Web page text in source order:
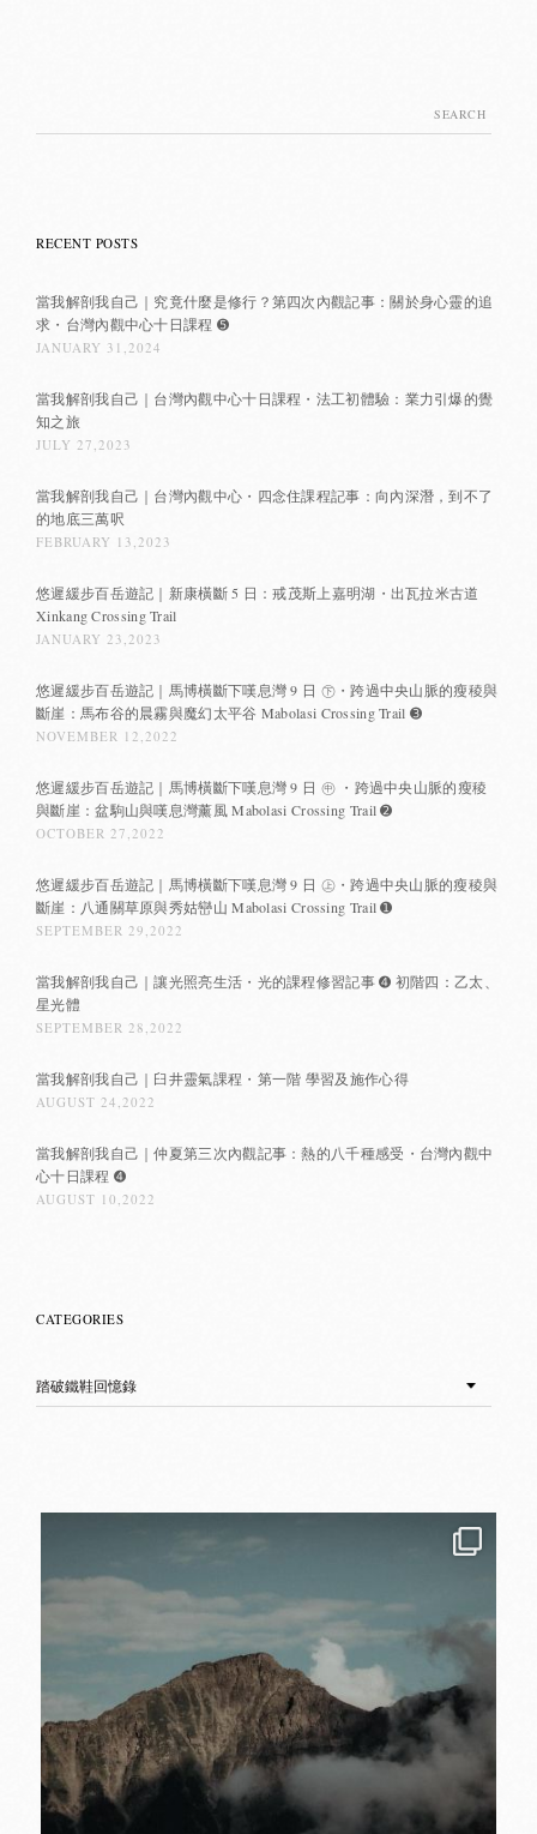
RECENT POSTS
當我解剖我自己｜究竟什麼是修行？第四次內觀記事：關於身心靈的追
求・台灣內觀中心十日課程 ➎
JANUARY 31,2024
當我解剖我自己｜台灣內觀中心十日課程・法工初體驗：業力引爆的覺
知之旅
JULY 27,2023
當我解剖我自己｜台灣內觀中心・四念住課程記事：向內深潛，到不了
的地底三萬呎
FEBRUARY 13,2023
悠遲緩步百岳遊記｜新康橫斷 5 日：戒茂斯上嘉明湖・出瓦拉米古道
Xinkang Crossing Trail
JANUARY 23,2023
悠遲緩步百岳遊記｜馬博橫斷下嘆息灣 9 日 ㊦・跨過中央山脈的瘦稜與
斷崖：馬布谷的晨霧與魔幻太平谷 Mabolasi Crossing Trail ➌
NOVEMBER 12,2022
悠遲緩步百岳遊記｜馬博橫斷下嘆息灣 9 日 ㊥ ・跨過中央山脈的瘦稜
與斷崖：盆駒山與嘆息灣薰風 Mabolasi Crossing Trail ➋
OCTOBER 27,2022
悠遲緩步百岳遊記｜馬博橫斷下嘆息灣 9 日 ㊤・跨過中央山脈的瘦稜與
斷崖：八通關草原與秀姑巒山 Mabolasi Crossing Trail ➊
SEPTEMBER 29,2022
當我解剖我自己｜讓光照亮生活・光的課程修習記事 ➍ 初階四：乙太、
星光體
SEPTEMBER 28,2022
當我解剖我自己｜臼井靈氣課程・第一階 學習及施作心得
AUGUST 24,2022
當我解剖我自己｜仲夏第三次內觀記事：熱的八千種感受・台灣內觀中
心十日課程 ➍
AUGUST 10,2022
CATEGORIES
Categories